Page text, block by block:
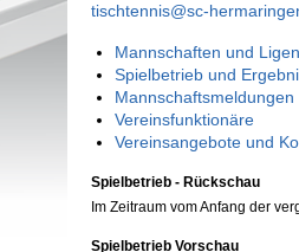
tischtennis@sc-
Mannschaften und
Spielbetrieb und
Vereinsfunktionäre
Vereinsangebote und
Spielbetrieb - Rückschau
Im Zeitraum vom Anfang der
Spielbetrieb Vorschau